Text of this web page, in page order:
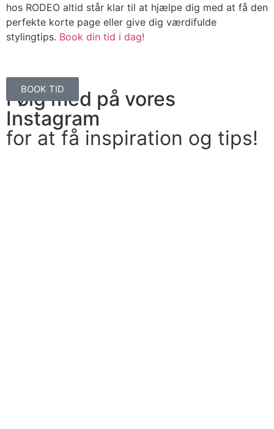
hos RODEO altid står klar til at hjælpe dig med at få den
perfekte korte page eller give dig værdifulde
stylingtips. Book din tid i dag!
BOOK TID
Følg med på vores
Instagram
for at få inspiration og tips!